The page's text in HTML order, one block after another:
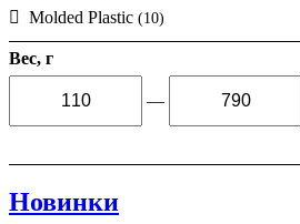
Molded Plastic (10)
Вес, г
—
Новинки